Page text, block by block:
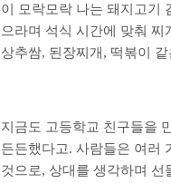
이 모락모락 나는 돼지고기
으라며 석식 시간에 맞춰
상추쌈, 된장찌개 , 떡볶이
지금도 고등학교 친구들을
든든했다고. 사람들은 여러
것으로, 상대를 생각하며 선